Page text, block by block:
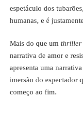
espetáculo dos
humanas, e é
Mais do que um thriller
narrativa de amor e
apresenta uma
imersão do espectador
começo ao fim.